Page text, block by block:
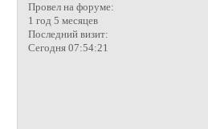
Провел на форуме:
1 год 5 месяцев
Последний визит:
Сегодня 07:54:21